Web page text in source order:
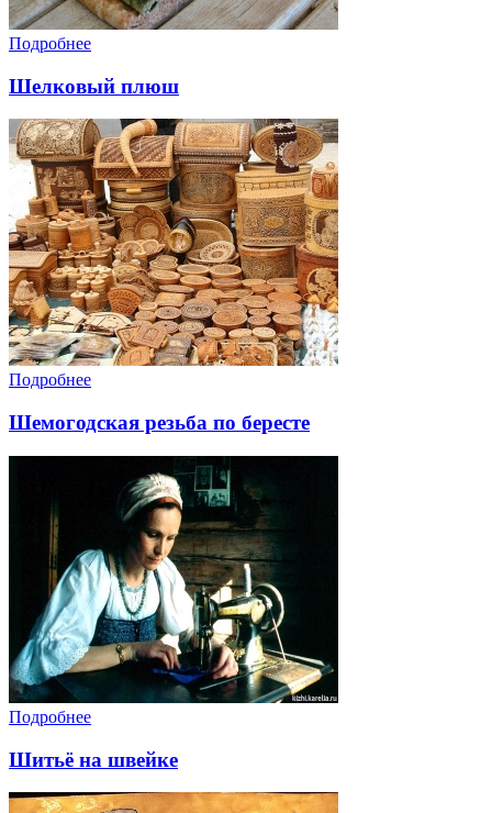
Подробнее
Шелковый плюш
Подробнее
Шемогодская резьба по бересте
Подробнее
Шитьё на швейке